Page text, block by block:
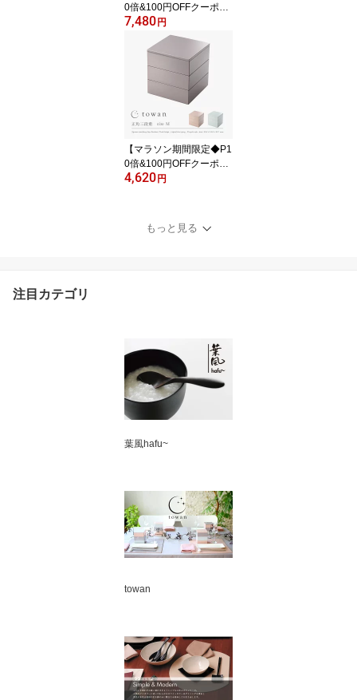
0倍&100円OFFクーポ
ン】towan 三段重 Lサイ
ズ 重箱 3段 約16.5cm 送
料無料 中蓋付 バンド付
日本製 三段 おしゃれ か
わいい シンプル 和モダ
ン 5.5寸 雛祭り 正月 冷
7,480円
【マラソン期間限定◆P1
0倍&100円OFFクーポ
ン】towan 重箱 3段 Mサ
れ かわいい シンプル 無
地 和モダン 和洋 くすみ
4,620円
もっと見る
注目カテゴリ
葉風hafu~
towan